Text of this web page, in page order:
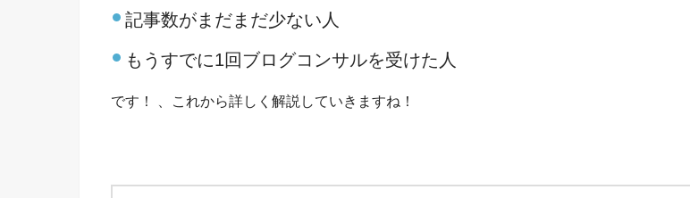
記事数がまだまだ少ない人
もうすでに1回ブログコンサルを受けた人
です！ 、これから詳しく解説していきますね！